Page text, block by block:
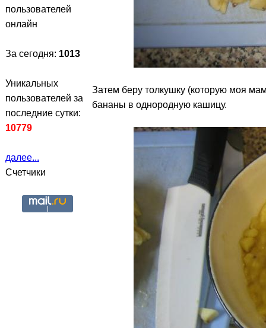
пользователей
онлайн
За сегодня: 1013
Уникальных
пользователей за
последние сутки:
10779
далее...
Счетчики
Затем беру толкушку (которую моя
бананы в однородную кашицу.